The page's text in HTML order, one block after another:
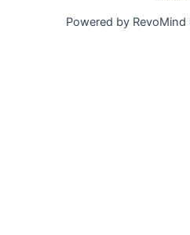
Powered by